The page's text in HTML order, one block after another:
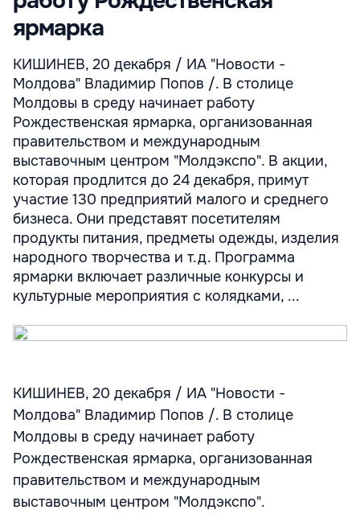
ярмарка
КИШИНЕВ, 20 декабря / ИА "Новости -
Молдова" Владимир Попов /. В столице
Молдовы в среду начинает работу
Рождественская ярмарка, организованная
правительством и международным
выставочным центром "Молдэкспо". В акции,
которая продлится до 24 декабря, примут
участие 130 предприятий малого и среднего
бизнеса. Они представят посетителям
продукты питания, предметы одежды, изделия
народного творчества и т.д. Программа
ярмарки включает различные конкурсы и
культурные мероприятия с колядками, ...
КИШИНЕВ, 20 декабря / ИА "Новости -
Молдова" Владимир Попов /. В столице
Молдовы в среду начинает работу
Рождественская ярмарка, организованная
правительством и международным
выставочным центром "Молдэкспо".